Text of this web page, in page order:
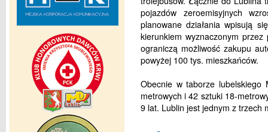
pojazdów zeroemisyjnych
planowane działania wpisują
kierunkiem wyznaczonym
ograniczą możliwość zakupu
powyżej 100 tys. mieszkańców.
Obecnie w taborze
metrowych i 42 sztuki 18-
9 lat. Lublin jest jednym z trzech